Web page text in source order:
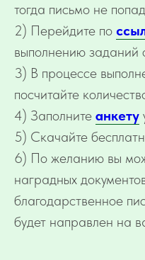
тогда письмо не
2) Перейдите по
выполнению заданий
3) В процессе
посчитайте
4) Заполните анкету
5) Скачайте
6) По желанию вы
наградных
благодарственное
будет направлен на